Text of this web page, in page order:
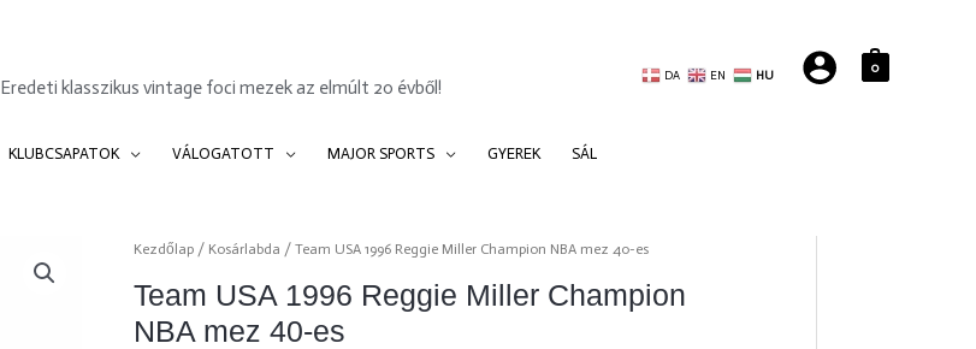
Eredeti klasszikus vintage foci mezek az elmúlt 20 évből!
DA EN HU 0
KLUBCSAPATOK VÁLOGATOTT MAJOR SPORTS GYEREK SÁL
Kezdőlap/ Kosárlabda / Team USA 1996 Reggie Miller Champion NBA mez 40-es
Team USA 1996 Reggie Miller Champion
NBA mez 40-es
Team
1996
Reggie